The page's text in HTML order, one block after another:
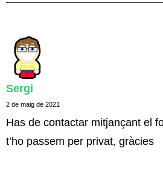
Sergi
2 de maig de 2021
Has de contactar mitjançant el
t’ho passem per privat, gràcies